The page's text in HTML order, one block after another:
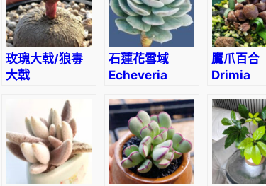
玫瑰大戟/狼毒
大戟
fischeriana)
石蓮花雪域
Echeveria
鷹爪百合
Drimia